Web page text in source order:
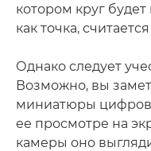
котором круг
как точка,
Однако следует
Возможно, вы
миниатюры
ее просмотре на
камеры оно